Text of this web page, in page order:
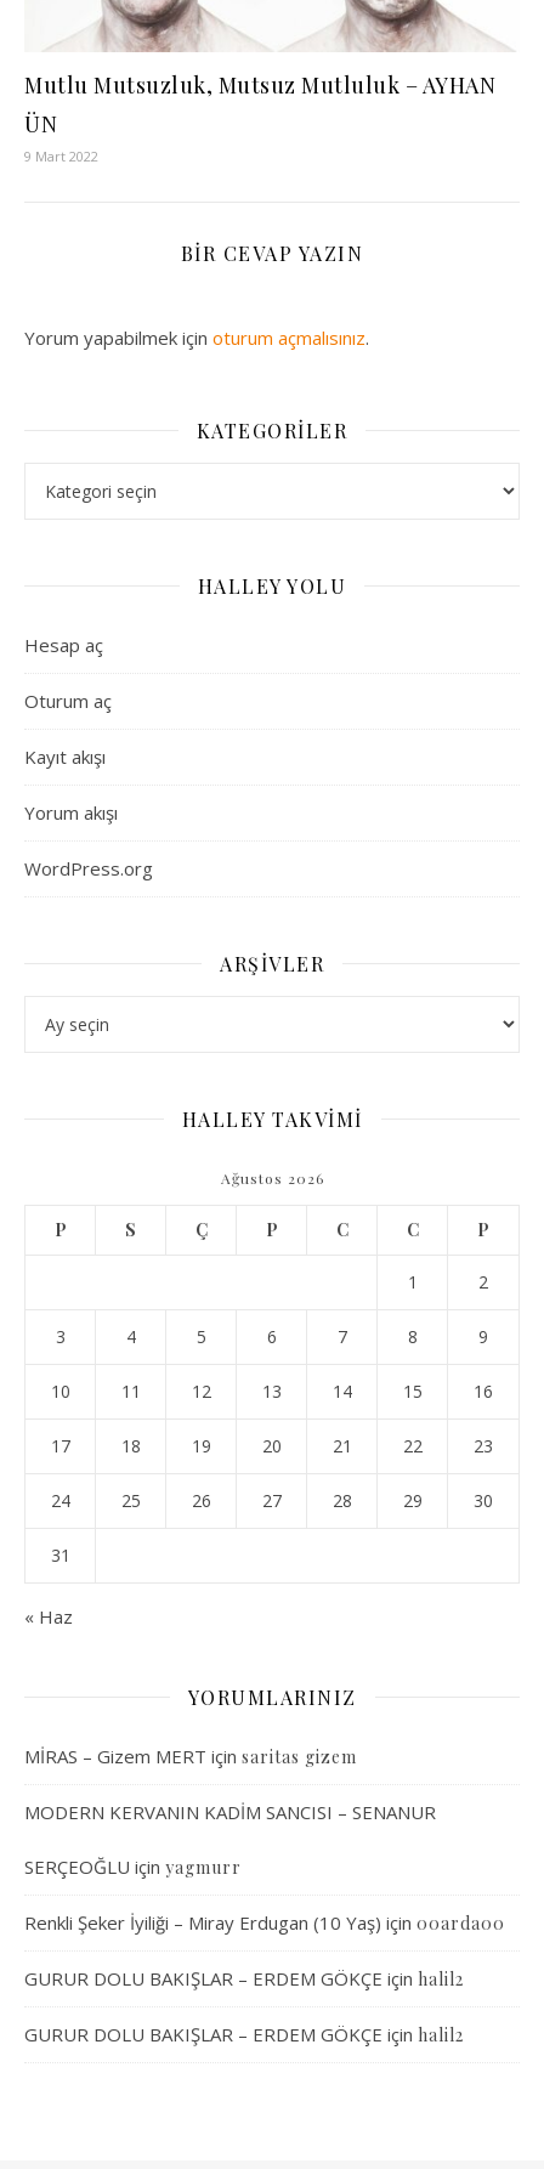
Mutlu Mutsuzluk, Mutsuz Mutluluk – AYHAN
ÜN
9 Mart 2022
BIR CEVAP YAZIN
Yorum yapabilmek için oturum açmalısınız.
KATEGORILER
HALLEY YOLU
Hesap aç
Oturum aç
Kayıt akışı
Yorum akışı
WordPress.org
ARŞIVLER
HALLEY TAKVİMİ
Ağustos 2026
P S Ç P C C P
1 2
3 4 5 6 7 8 9
10 11 12 13 14 15 16
17 18 19 20 21 22 23
24 25 26 27 28 29 30
31
« Haz
YORUMLARINIZ
MİRAS – Gizem MERT için saritas gizem
MODERN KERVANIN KADİM SANCISI – SENANUR
SERÇEOĞLU için yagmurr
Renkli Şeker İyiliği – Miray Erdugan (10 Yaş) için 00arda00
GURUR DOLU BAKIŞLAR – ERDEM GÖKÇE için halil2
GURUR DOLU BAKIŞLAR – ERDEM GÖKÇE için halil2